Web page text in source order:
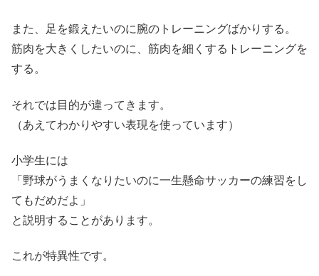
また、足を鍛えたいのに腕のトレーニングばかりする。
筋肉を大きくしたいのに、筋肉を細くするトレーニングを
する。
それでは目的が違ってきます。
（あえてわかりやすい表現を使っています）
小学生には
「野球がうまくなりたいのに一生懸命サッカーの練習をし
てもだめだよ」
と説明することがあります。
これが特異性です。